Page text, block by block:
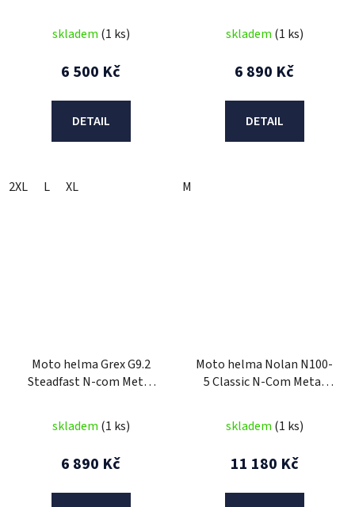
skladem (1 ks)
6 500 Kč
DETAIL
2XL L XL
skladem (1 ks)
6 890 Kč
DETAIL
M
Moto helma Grex G9.2
Steadfast N-com Metal
skladem (1 ks)
6 890 Kč
Moto helma Nolan N100-
5 Classic N-Com Metal
skladem (1 ks)
11 180 Kč